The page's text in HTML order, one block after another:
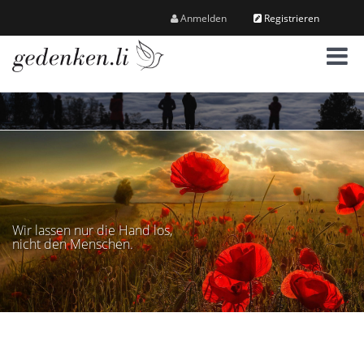
Anmelden Registrieren
M
e
n
ü
Wir lassen nur die Hand los,
nicht den Menschen.